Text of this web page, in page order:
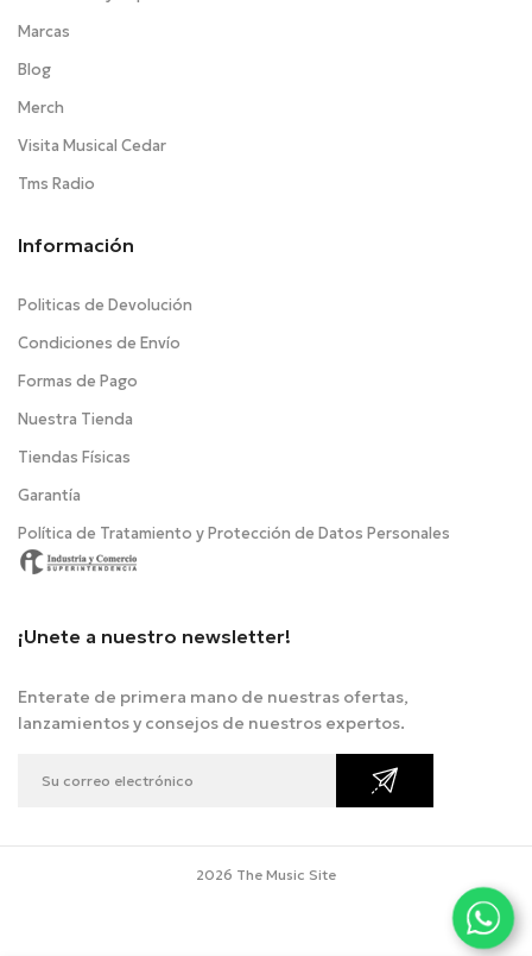
Marcas
Blog
Merch
Visita Musical Cedar
Tms Radio
Información
Politicas de Devolución
Condiciones de Envío
Formas de Pago
Nuestra Tienda
Tiendas Físicas
Garantía
Política de Tratamiento y Protección de Datos Personales
¡Unete a nuestro newsletter!
Enterate de primera mano de nuestras ofertas,
lanzamientos y consejos de nuestros expertos.
2026 The Music Site